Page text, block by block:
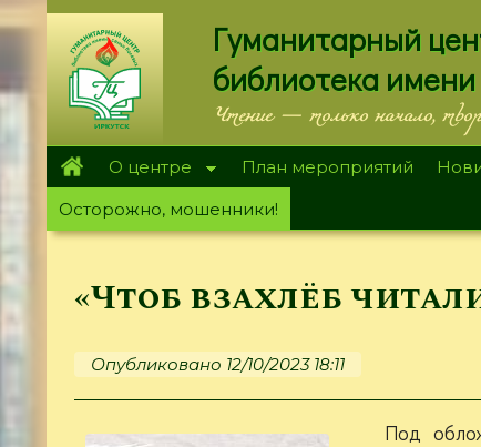
Перейти
к
основному
содержанию
Гуманитарный
библиотека
Чтение — только начало,
О центре План мероприятий
Осторожно, мошенники!
«Чтоб взахлёб
Опубликовано 12/10/2023 18:11
Под